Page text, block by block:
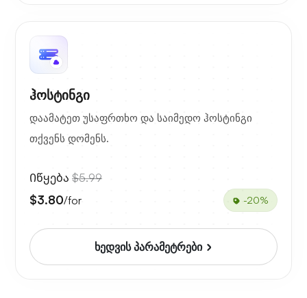
ჰოსტინგი
დაამატეთ უსაფრთხო და საიმედო ჰოსტინგი
თქვენს დომენს.
Იწყება $5.99
$3.80/for -20%
ხედვის პარამეტრები